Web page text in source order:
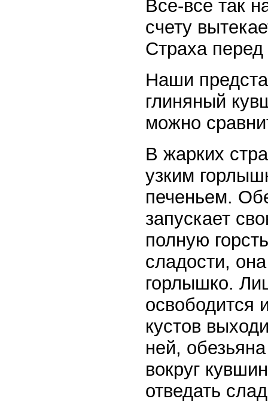
Все-все так
счету
Страха перед
Наши
глиняный
можно
В жарких
узким
печеньем.
запускает
полную
сладости,
горлышко.
освободится
кустов
ней,
вокруг
отведать